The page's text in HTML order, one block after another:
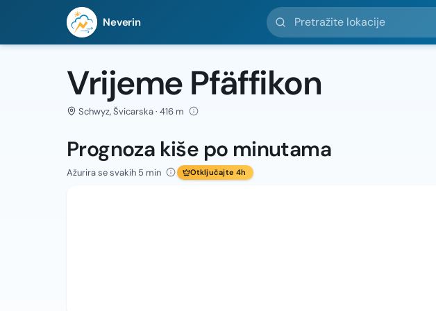
Neverin
Pretražite lokacije
Vrijeme Pfäffikon
Schwyz, Švicarska · 416 m
Prognoza kiše po minutama
Ažurira se svakih 5 min Otključajte 4h